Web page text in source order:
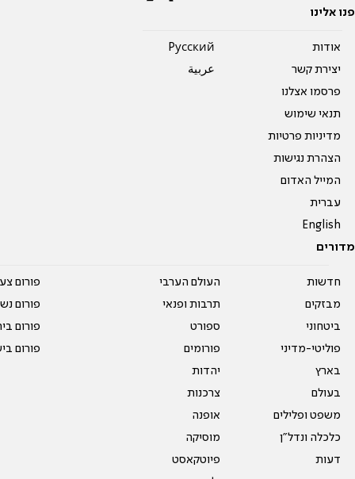
פנו אלינו
אודות
יצירת קשר
פרסמו אצלנו
תנאי שימוש
מדיניות פרטיות
הצהרת נגישות
המייל האדום
עברית
English
Pусский
عربية
מדורים
חדשות
מבזקים
ביטחוני
פוליטי-מדיני
בארץ
בעולם
משפט ופלילים
כלכלה ונדל"ן
דעות
העולם הערבי
תרבות ופנאי
ספורט
פורומים
יהדות
צרכנות
אופנה
מוסיקה
פיוטקאסט
פורום
פורום
פורום
פורום